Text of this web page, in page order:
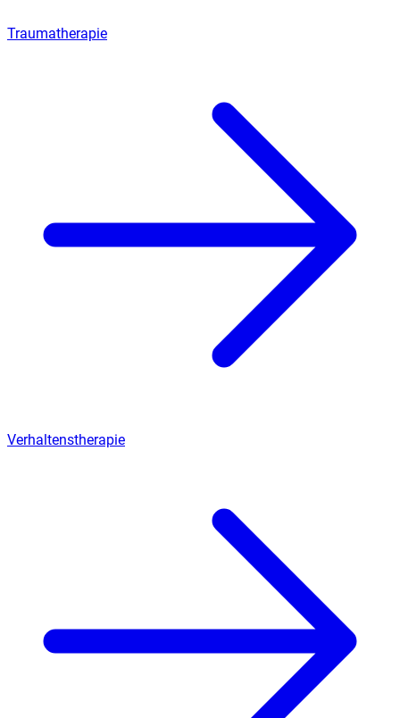
Traumatherapie
Verhaltenstherapie